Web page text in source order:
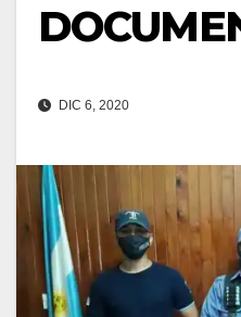
DIC 6, 2020